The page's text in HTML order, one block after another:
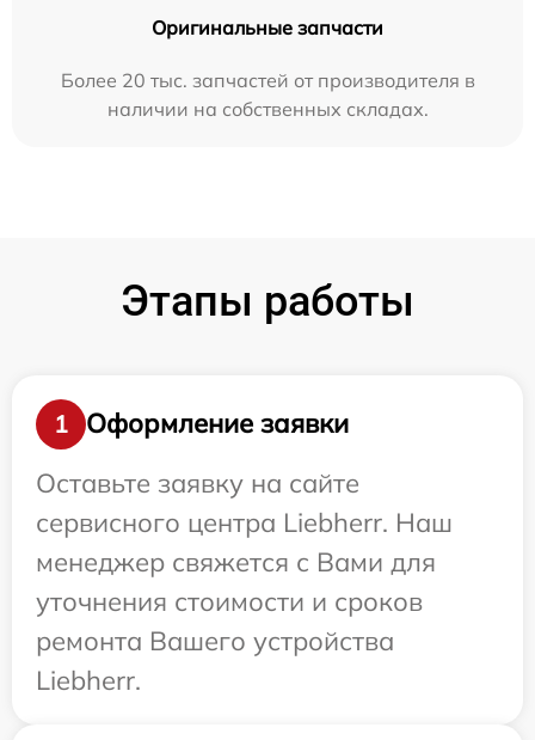
Оригинальные запчасти
Более 20 тыс. запчастей от производителя в
наличии на собственных складах.
Этапы работы
1
Оформление заявки
Оставьте заявку на сайте
сервисного центра Liebherr. Наш
менеджер свяжется с Вами для
уточнения стоимости и сроков
ремонта Вашего устройства
Liebherr.